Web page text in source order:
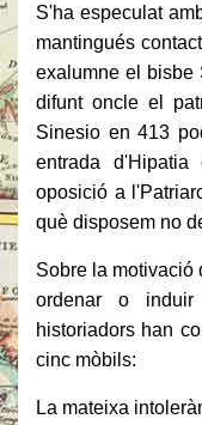
S'ha especulat
mantingués
exalumne el bisbe
difunt oncle el
Sinesio en 413
entrada
oposició a
què disposem no
Sobre la motivació
ordenar o
historiadors han
cinc mòbils:
La mateixa